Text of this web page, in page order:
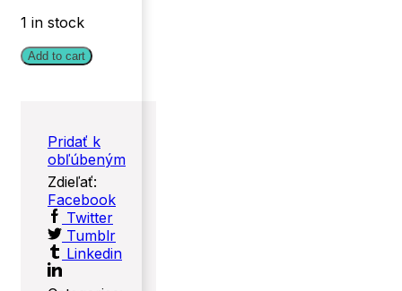
1 in stock
Add to cart
Pridať k
obľúbeným
Zdieľať:
Facebook
Twitter
Tumblr
Linkedin